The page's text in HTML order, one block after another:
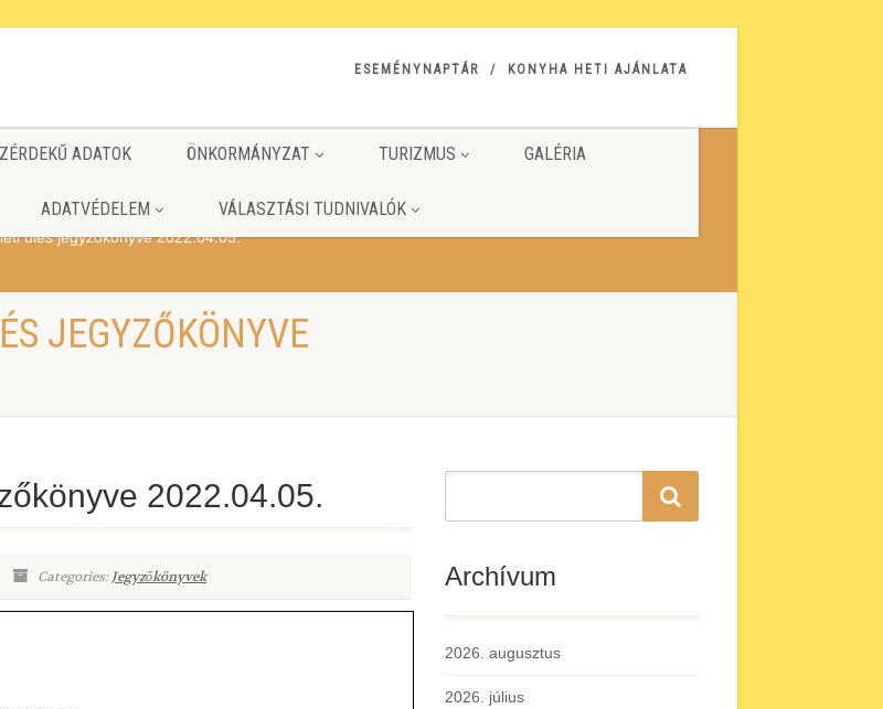
ESEMÉNYNAPTÁR KONYHA HETI AJÁNLATA
ADATOK ÖNKORMÁNYZAT TURIZMUS GALÉRIA
ADATVÉDELEM VÁLASZTÁSI TUDNIVALÓK
ülés jegyzőkönyve 2022.04.05.
JEGYZŐKÖNYVE
2022.04.05.
Categories:Jegyzőkönyvek Archívum
2026. augusztus
2026. július